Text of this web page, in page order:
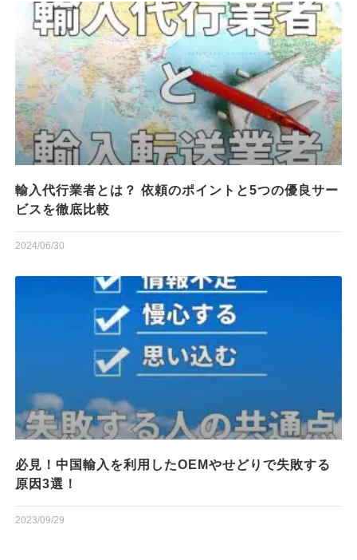
輸入代行業者とは？ 依頼のポイントと5つの優良サー
ビスを徹底比較
2024/06/30
必見！中国輸入を利用したOEMやせどりで失敗する
原因3選！
2023/09/29